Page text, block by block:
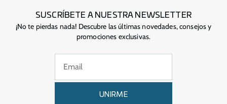
SUSCRÍBETE A NUESTRA NEWSLETTER
¡No te pierdas nada! Descubre las últimas novedades, consejos y
promociones exclusivas.
UNIRME